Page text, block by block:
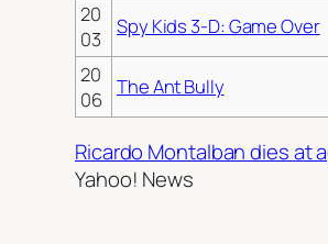
20
03
Spy Kids 3-D: Game Over
20
06
The Ant Bully
Ricardo Montalban dies at
Yahoo! News